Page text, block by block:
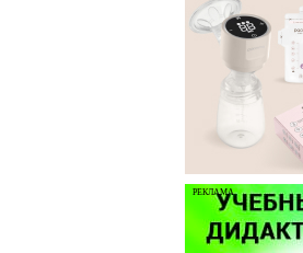
РЕКЛАМА